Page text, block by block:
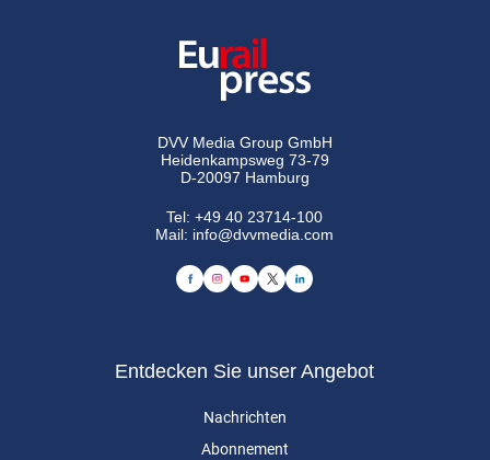
DVV Media Group GmbH
Heidenkampsweg 73-79
D-20097 Hamburg
Tel:+49 40 23714-100
Mail: info@dvvmedia.com
Entdecken Sie unser Angebot
Nachrichten
Abonnement